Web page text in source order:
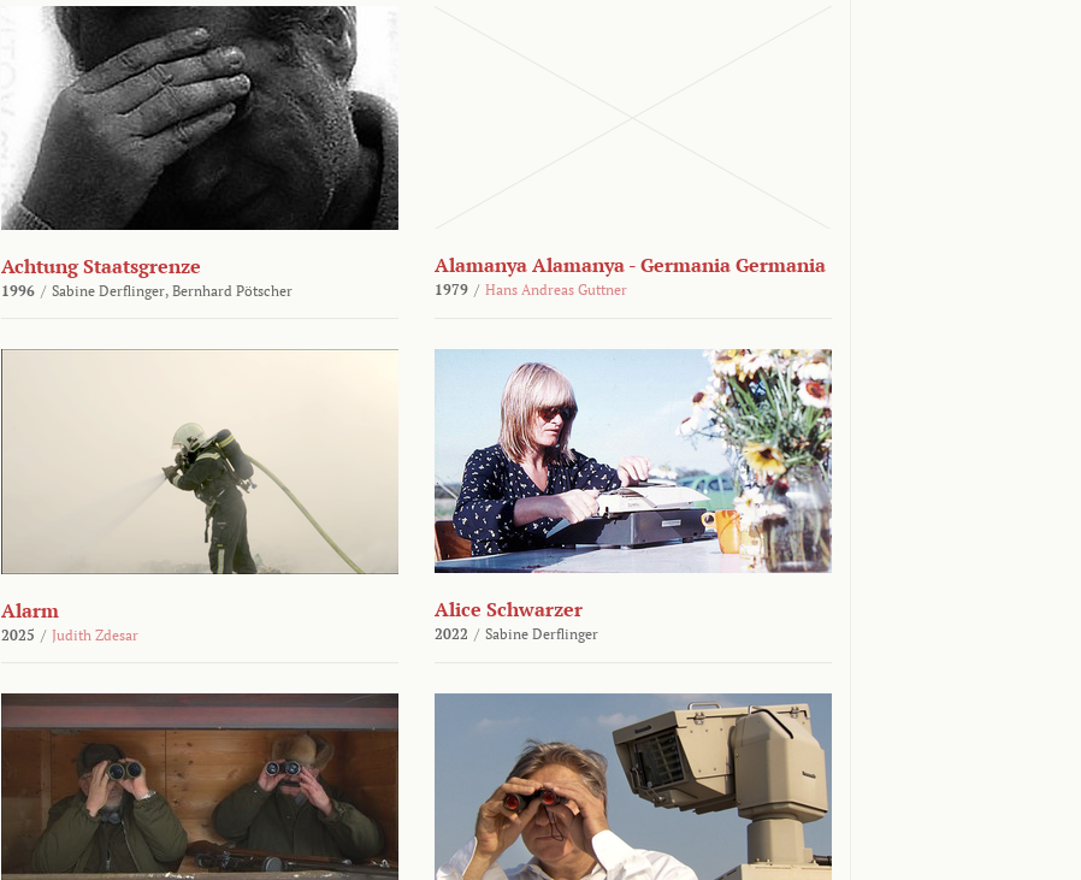
Achtung Staatsgrenze
1996 / Sabine Derflinger, Bernhard Pötscher
Alamanya Alamanya - Germania Germania
1979 / Hans Andreas Guttner
Alarm
2025 / Judith Zdesar
Alice Schwarzer
2022 / Sabine Derflinger